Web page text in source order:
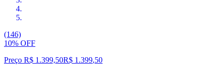
(146)
10% OFF
Preço R$ 1.399,50R$ 1.399,50